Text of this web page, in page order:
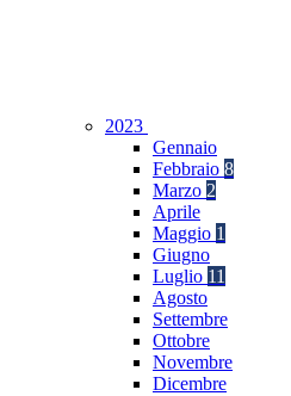
2023
Gennaio
Febbraio 8
Marzo 2
Aprile
Maggio 1
Giugno
Luglio 11
Agosto
Settembre
Ottobre
Novembre
Dicembre